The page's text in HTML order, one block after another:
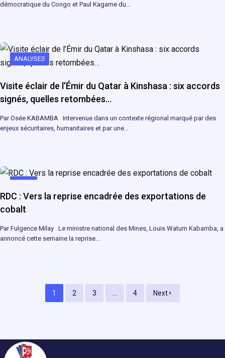
démocratique du Congo et Paul Kagame du…
ANALYSES
Visite éclair de l’Émir du Qatar à Kinshasa : six accords
signés, quelles retombées…
Par Osée KABAMBA Intervenue dans un contexte régional marqué par des
enjeux sécuritaires, humanitaires et par une…
MINES
RDC : Vers la reprise encadrée des exportations de
cobalt
Par Fulgence Milay Le ministre national des Mines, Louis Watum Kabamba, a
annoncé cette semaine la reprise…
1 2 3 4 Next